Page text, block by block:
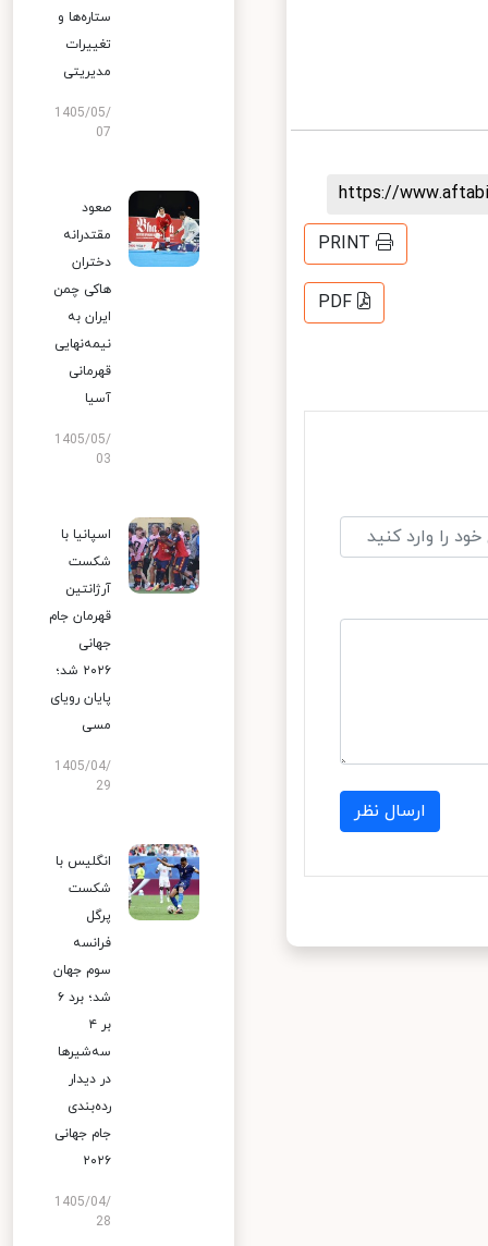
https://
PRINT
PDF
ارسال نظر
ستاره‌ها و
تغییرات
مدیریتی
1405/05/
07
صعود
مقتدرانه
دختران
هاکی چمن
ایران به
نیمه‌نهایی
قهرمانی
آسیا
1405/05/
03
اسپانیا با
شکست
آرژانتین
قهرمان جام
جهانی
۲۰۲۶ شد؛
پایان رویای
مسی
1405/04/
29
انگلیس با
شکست
پرگل
فرانسه
سوم جهان
شد؛ برد ۶
بر ۴
سه‌شیرها
در دیدار
رده‌بندی
جام جهانی
۲۰۲۶
1405/04/
28